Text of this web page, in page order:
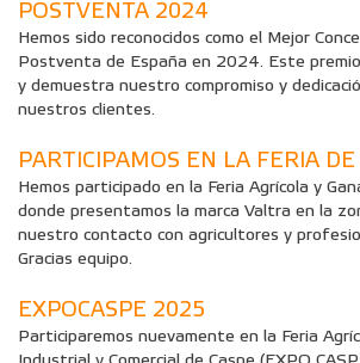
POSTVENTA 2024
Hemos sido reconocidos como el Mejor
Postventa de España en 2024. Este
y demuestra nuestro compromiso y
nuestros clientes.
PARTICIPAMOS EN LA FERIA
Hemos participado en la Feria Agrícola y
donde presentamos la marca Valtra en la
nuestro contacto con agricultores y
Gracias equipo.
EXPOCASPE 2025
Participaremos nuevamente en la Feria